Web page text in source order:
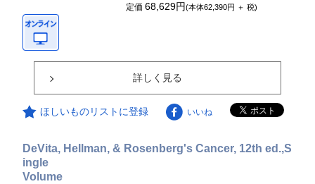
定価68,629円(本体62,390円 ＋ 税)
詳しく見る
ほしいものリストに登録 いいね
DeVita, Hellman, & Rosenberg's Cancer, 12th ed.,S
ingle
Volume